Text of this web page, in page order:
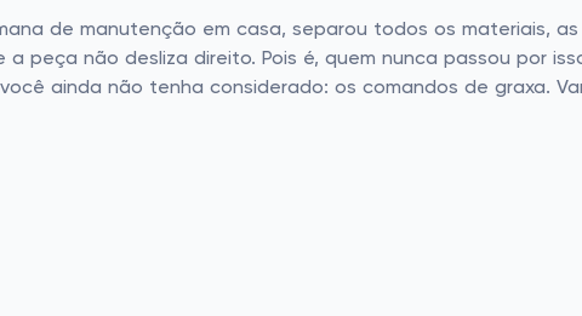
de manutenção em casa, separou todos os materiais,
peça não desliza direito. Pois é, quem nunca passou por
ainda não tenha considerado: os comandos de graxa.